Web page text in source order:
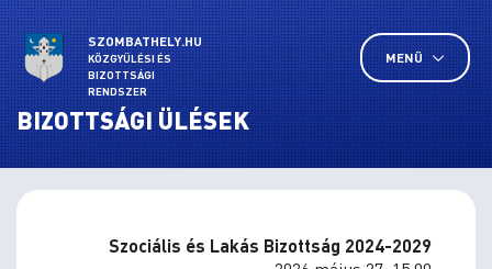
SZOMBATHELY.HU
KÖZGYŰLÉSI ÉS
BIZOTTSÁGI
RENDSZER
MENÜ
BIZOTTSÁGI ÜLÉSEK
Szociális és Lakás Bizottság 2024-2029